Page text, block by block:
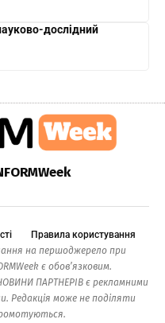
дослідний
Правила користування
на першоджерело при
є обов’язковим.
ПАРТНЕРІВ є рекламними
Редакція може не поділяти